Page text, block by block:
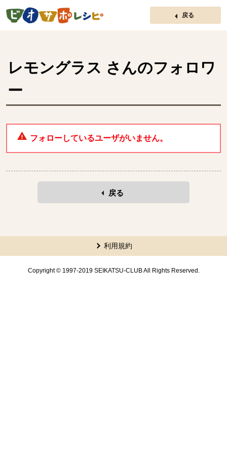
ページの先頭です。
戻る
レモングラス さんのフォロワ
ー
フォローしているユーザがいません。
戻る
ここから共通フッターメニューです。
利用規約
Copyright © 1997-2019 SEIKATSU-CLUB All Rights Reserved.